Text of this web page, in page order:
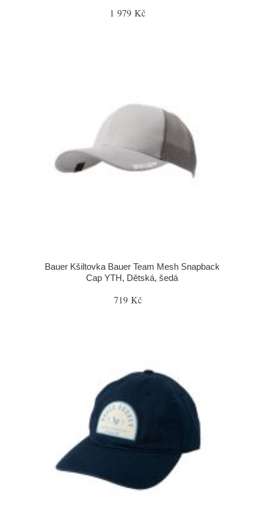
1 979 Kč
Bauer Kšiltovka Bauer Team Mesh Snapback
Cap YTH, Dětská, šedá
719 Kč